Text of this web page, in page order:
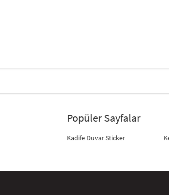
Popüler Sayfalar
Kadife Duvar Sticker